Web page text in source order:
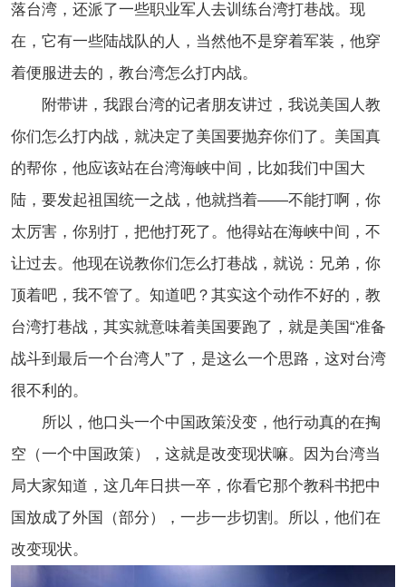
落台湾，还派了一些职业军人去训练台湾打巷战。现
在，它有一些陆战队的人，当然他不是穿着军装，他穿
着便服进去的，教台湾怎么打内战。
附带讲，我跟台湾的记者朋友讲过，我说美国人教
你们怎么打内战，就决定了美国要抛弃你们了。美国真
的帮你，他应该站在台湾海峡中间，比如我们中国大
陆，要发起祖国统一之战，他就挡着——不能打啊，你
太厉害，你别打，把他打死了。他得站在海峡中间，不
让过去。他现在说教你们怎么打巷战，就说：兄弟，你
顶着吧，我不管了。知道吧？其实这个动作不好的，教
台湾打巷战，其实就意味着美国要跑了，就是美国“准备
战斗到最后一个台湾人”了，是这么一个思路，这对台湾
很不利的。
所以，他口头一个中国政策没变，他行动真的在掏
空（一个中国政策），这就是改变现状嘛。因为台湾当
局大家知道，这几年日拱一卒，你看它那个教科书把中
国放成了外国（部分），一步一步切割。所以，他们在
改变现状。